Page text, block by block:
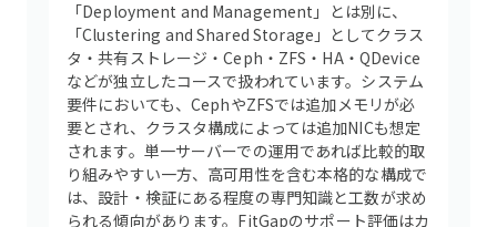
「Deployment and Management」とは別に、
「Clustering and Shared Storage」としてクラス
タ・共有ストレージ・Ceph・ZFS・HA・QDevice
などが独立したコースで扱われています。システム
要件においても、CephやZFSでは追加メモリが必
要とされ、クラスタ構成によっては追加NICも想定
されます。単一サーバーでの運用であれば比較的取
り組みやすい一方、高可用性を含む本格的な構成で
は、設計・検証にある程度の専門知識と工数が求め
られる傾向があります。FitGapのサポート評価はカ